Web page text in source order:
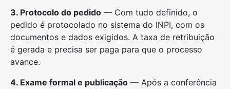
3. Protocolo do pedido — Com tudo definido, o
pedido é protocolado no sistema do INPI, com os
documentos e dados exigidos. A taxa de retribuição
é gerada e precisa ser paga para que o processo
avance.
4. Exame formal e publicação — Após a conferência